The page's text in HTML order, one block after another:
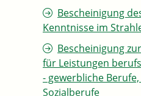
Bescheinigung
Kenntnisse im
Bescheinigung
für Leistungen
- gewerbliche
Sozialberufe